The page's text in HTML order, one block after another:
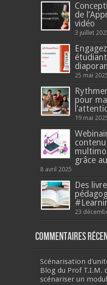
de
vidéo
3 juillet
25 mai
pour
19 mai
grâce
8 avril 2025
Des
23
Commentaires
Scénarisation
Blog du Prof T.I.M.
scénariser un